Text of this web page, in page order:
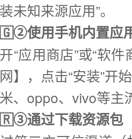
未知来源应用”。
使用手机内置应
“应用商店”或“软
】，点击“安装”开
、oppo、vivo等主
通过下载资源包